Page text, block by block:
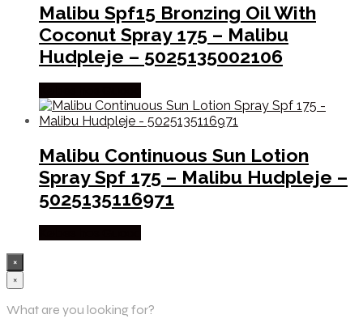
Malibu Spf15 Bronzing Oil With
Coconut Spray 175 – Malibu
Hudpleje – 5025135002106
Malibu Continuous Sun Lotion
Spray Spf 175 – Malibu Hudpleje –
5025135116971
×
×
What are you looking for?